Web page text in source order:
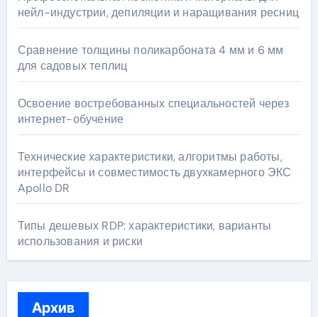
нейл-индустрии, депиляции и наращивания ресниц
Сравнение толщины поликарбоната 4 мм и 6 мм
для садовых теплиц
Освоение востребованных специальностей через
интернет-обучение
Технические характеристики, алгоритмы работы,
интерфейсы и совместимость двухкамерного ЭКС
Apollo DR
Типы дешевых RDP: характеристики, варианты
использования и риски
Архив